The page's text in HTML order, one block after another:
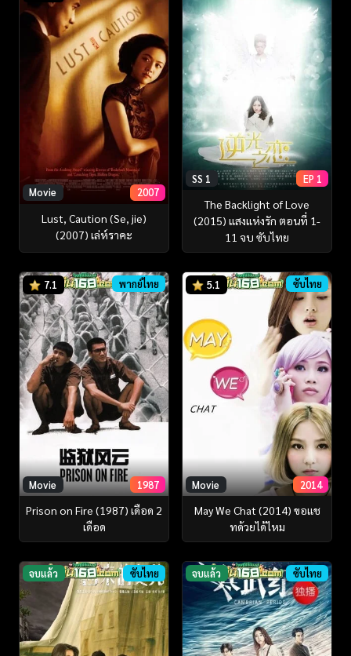
Movie 2007
Lust, Caution (Se, jie)
(2007) เล่ห์ราคะ
SS 1 EP 1
The Backlight of Love
(2015) แสงแห่งรัก ตอนที่ 1-
11 จบ ซับไทย
7.1 พากย์ไทย
Movie 1987
Prison on Fire (1987) เดือด 2
เดือด
5.1 ซับไทย
Movie 2014
May We Chat (2014) ขอแช
ทด้วยได้ไหม
จบแล้ว ซับไทย จบแล้ว ซับไทย